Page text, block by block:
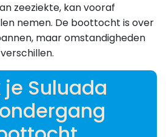
zeeziekte, kan vooraf
nemen. De boottocht is over
maar omstandigheden
je Suluada